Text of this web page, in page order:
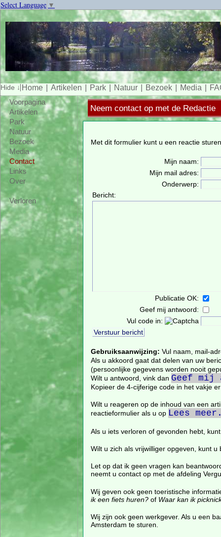
Select Language ▼
Home Artikelen Park Natuur Bezoek Media
Voorpagina
Artikelen
Park
Natuur
Bezoek
Media
Contact
Links
Over
Verloren
Neem contact op met de Redactie
Met dit formulier kunt u een reactie sturen
Mijn naam:
Mijn mail adres:
Onderwerp:
Bericht:
Publicatie OK:
Geef mij antwoord:
Vul code in:
Gebruiksaanwijzing: Vul naam, mail-
Als u akkoord gaat dat delen van uw
(persoonlijke gegevens worden nooit
Wilt u antwoord, vink dan Geef mij
Kopieer de 4-cijferige code in het vakje
Wilt u reageren op de inhoud van een
reactieformulier als u op Lees
Als u iets verloren of gevonden hebt,
Wilt u zich als vrijwilliger opgeven, kunt
Let op dat ik geen vragen kan
neemt u contact op met de afdeling
Wij geven ook geen toeristische
ik een fiets huren?of Waar kan ik
Wij zijn ook geen werkgever. Als u een
Amsterdam te sturen.